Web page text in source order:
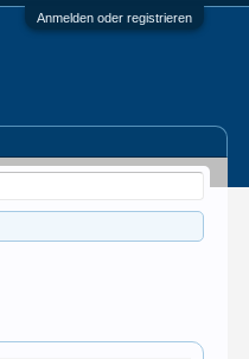
Anmelden oder registrieren